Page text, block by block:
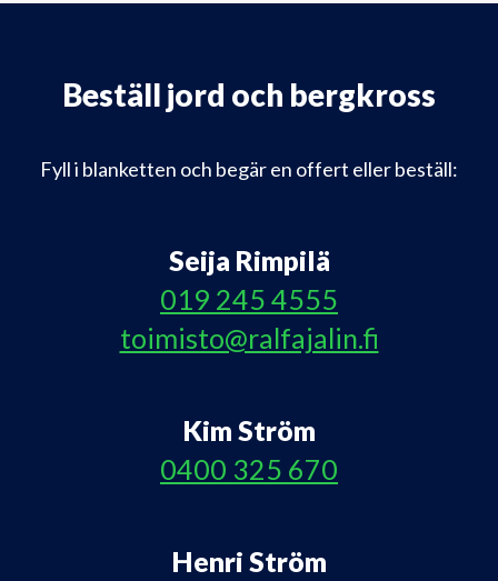
Beställ jord och bergkross
Fyll i blanketten och begär en offert eller beställ:
Seija Rimpilä
019 245 4555
toimisto@ralfajalin.fi
Kim Ström
0400 325 670
Henri Ström